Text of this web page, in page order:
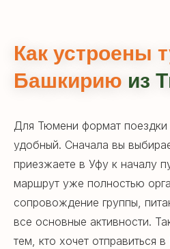
Как устроены
Башкирию из
Для Тюмени формат
удобный. Сначала вы
приезжаете в Уфу к началу
маршрут уже полностью
сопровождение группы,
все основные активности.
тем, кто хочет отправиться
Мы в социальных сетях
телеграм-канале